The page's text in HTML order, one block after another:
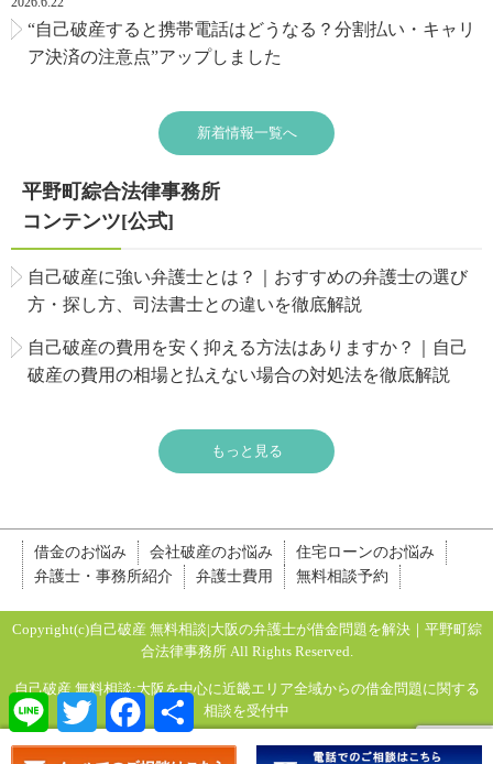
“自己破産すると携帯電話はどうなる？分割払い・キャリ
ア決済の注意点”アップしました
新着情報一覧へ
平野町綜合法律事務所
コンテンツ[公式]
自己破産に強い弁護士とは？｜おすすめの弁護士の選び
方・探し方、司法書士との違いを徹底解説
自己破産の費用を安く抑える方法はありますか？｜自己
破産の費用の相場と払えない場合の対処法を徹底解説
もっと見る
借金のお悩み 会社破産のお悩み
住宅ローンのお悩み
弁護士・事務所紹介
弁護士費用 無料相談予約
Copyright(c)自己破産 無料相談|大阪の弁護士が借金問題を解決｜平野町綜
合法律事務所 All Rights Reserved.
自己破産 無料相談:大阪を中心に近畿エリア全域からの借金問題に関する
相談を受付中
Line TwitterFacebook
共
有